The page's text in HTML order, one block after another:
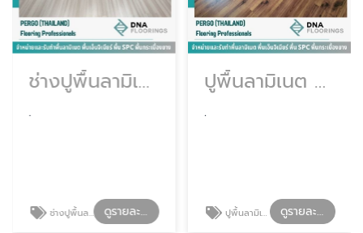
ช่างปูพื้นลามิเนต
.
ช่างปูพื้นลามิเนต ดูรายละเอียด
ปูพื้นลามิเนต กรุงเทพ
.
ปูพื้นลามิเนต กรุงเทพ ดูรายละเอียด